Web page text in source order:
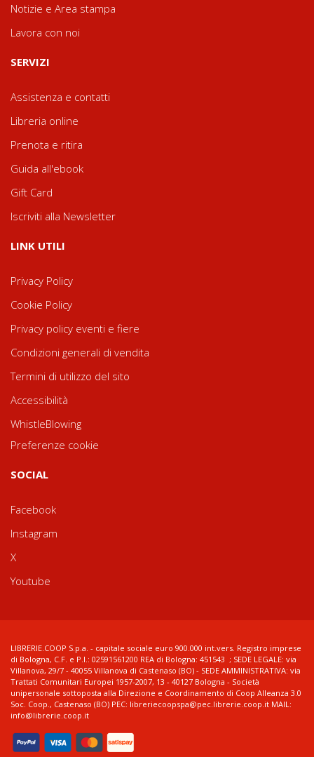
Notizie e Area stampa
Lavora con noi
SERVIZI
Assistenza e contatti
Libreria online
Prenota e ritira
Guida all'ebook
Gift Card
Iscriviti alla Newsletter
LINK UTILI
Privacy Policy
Cookie Policy
Privacy policy eventi e fiere
Condizioni generali di vendita
Termini di utilizzo del sito
Accessibilità
WhistleBlowing
Preferenze cookie
SOCIAL
Facebook
Instagram
X
Youtube
LIBRERIE.COOP S.p.a. - capitale sociale euro 900.000 int.vers. Registro imprese
di Bologna, C.F. e P.I.: 02591561200 REA di Bologna: 451543 ; SEDE LEGALE: via
Villanova, 29/7 - 40055 Villanova di Castenaso (BO) - SEDE AMMINISTRATIVA: via
Trattati Comunitari Europei 1957-2007, 13 - 40127 Bologna - Società
unipersonale sottoposta alla Direzione e Coordinamento di Coop Alleanza 3.0
Soc. Coop., Castenaso (BO) PEC: libreriecoopspa@pec.librerie.coop.it MAIL:
info@librerie.coop.it